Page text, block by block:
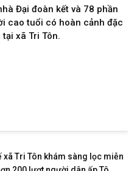
Đại đoàn kết và 78 phần
cao tuổi có hoàn cảnh đặc
xã Tri Tôn.
xã Tri Tôn khám sàng lọc miễn